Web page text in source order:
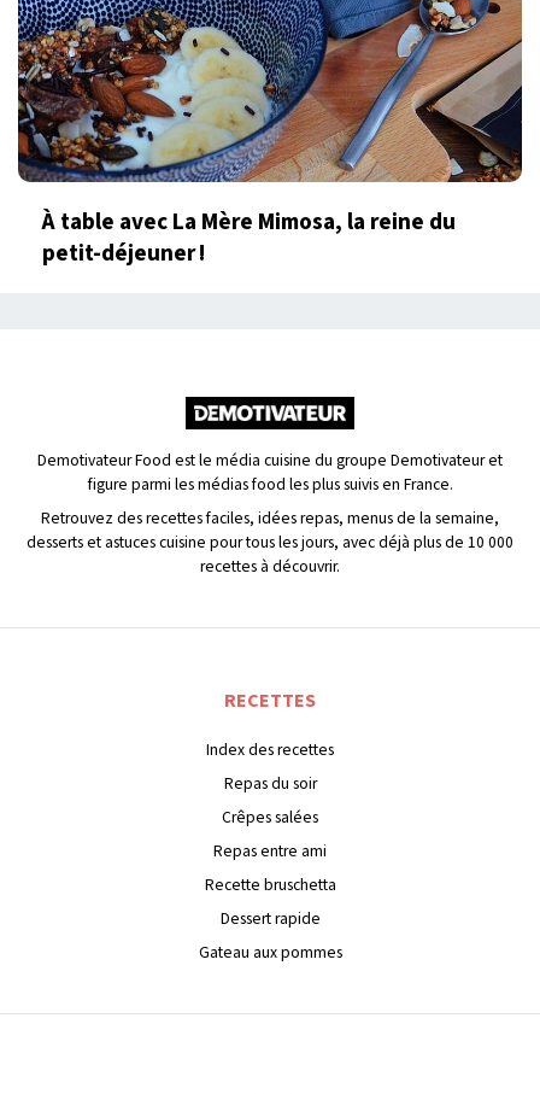
À table avec La Mère Mimosa, la reine du
petit-déjeuner !
Demotivateur Food est le média cuisine du groupe Demotivateur et
figure parmi les médias food les plus suivis en France.
Retrouvez des recettes faciles, idées repas, menus de la semaine,
desserts et astuces cuisine pour tous les jours, avec déjà plus de 10 000
recettes à découvrir.
RECETTES
Index des recettes
Repas du soir
Crêpes salées
Repas entre ami
Recette bruschetta
Dessert rapide
Gateau aux pommes